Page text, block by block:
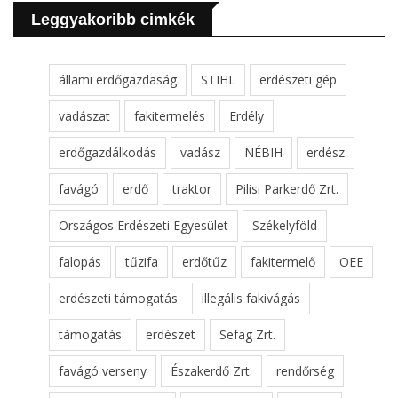
Leggyakoribb cimkék
állami erdőgazdaság STIHL erdészeti gép
vadászat fakitermelés Erdély
erdőgazdálkodás vadász NÉBIH erdész
favágó erdő traktor Pilisi Parkerdő Zrt.
Országos Erdészeti Egyesület Székelyföld
falopás tűzifa erdőtűz fakitermelő OEE
erdészeti támogatás illegális fakivágás
támogatás erdészet Sefag Zrt.
favágó verseny Északerdő Zrt. rendőrség